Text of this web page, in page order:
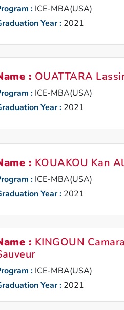
: ICE-MBA(USA)
Year : 2021
: OUATTARA
: ICE-MBA(USA)
Year : 2021
: KOUAKOU Kan
: ICE-MBA(USA)
Year : 2021
: KINGOUN Camara
: ICE-MBA(USA)
Year : 2021